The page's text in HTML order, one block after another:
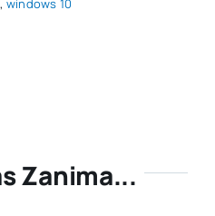
, windows 10
Zanima...